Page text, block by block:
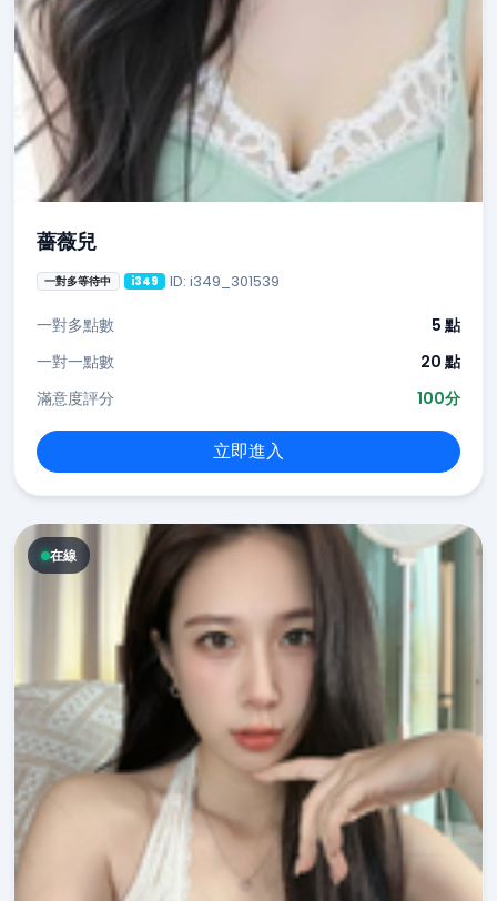
薔薇兒
一對多等待中 i349 ID: i349_301539
一對多點數
5 點
一對一點數
20 點
滿意度評分
100分
立即進入
在線